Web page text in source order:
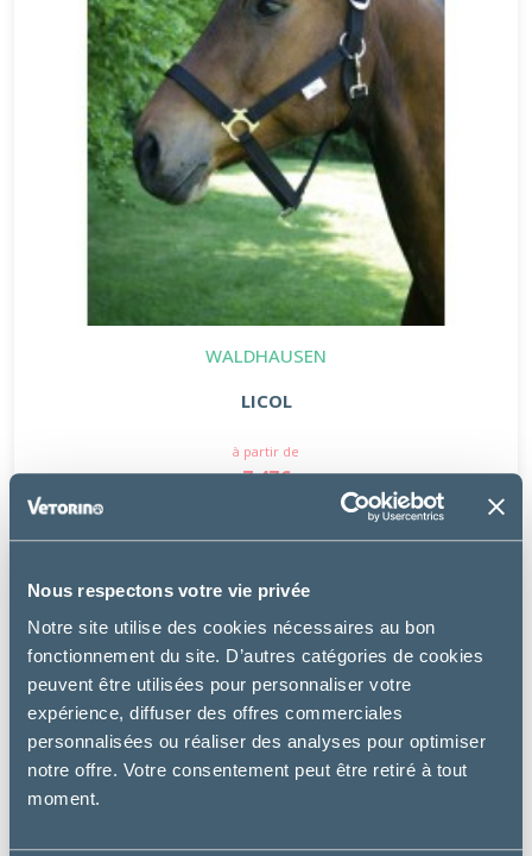
Nous respectons votre vie privée
Notre site utilise des cookies nécessaires au bon
fonctionnement du site. D’autres catégories de cookies
peuvent être utilisées pour personnaliser votre
expérience, diffuser des offres commerciales
personnalisées ou réaliser des analyses pour optimiser
notre offre. Votre consentement peut être retiré à tout
moment.
WALDHAUSEN
LICOL
à partir de
7.47€